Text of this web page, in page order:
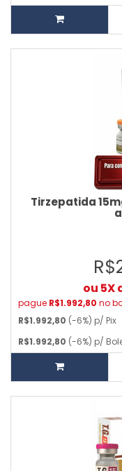
Tirzepatida
ou 5X
pague R$1.992,80 no
R$1.992,80 (-6%) p/ Pix
R$1.992,80 (-6%) p/